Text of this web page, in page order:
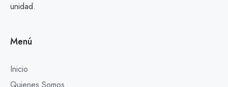
unidad.
Menú
Inicio